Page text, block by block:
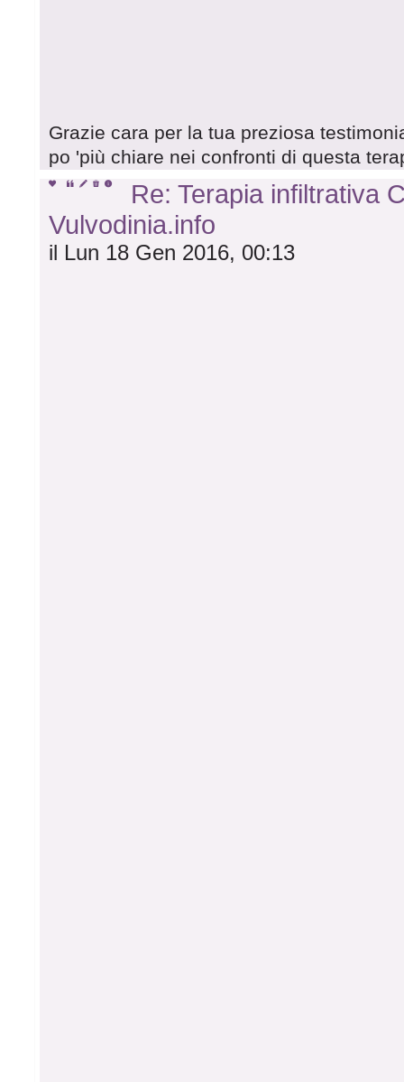
Grazie cara per la tua preziosa
po 'più chiare nei confronti di questa
Re: Terapia infiltrativa
Vulvodinia.info
il Lun 18 Gen 2016, 00:13